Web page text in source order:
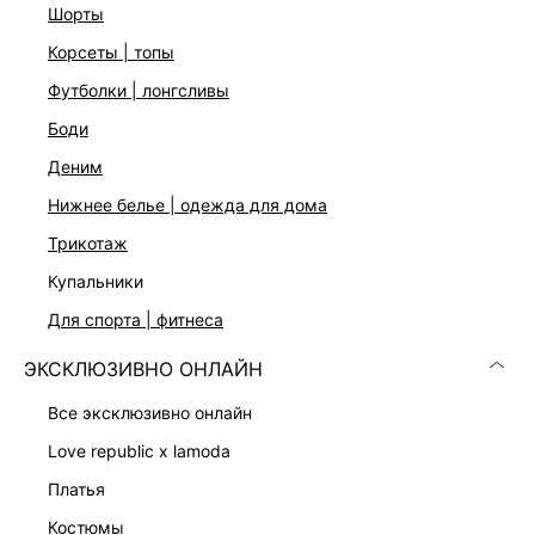
шорты
корсеты | топы
футболки | лонгсливы
боди
деним
нижнее белье | одежда для дома
трикотаж
купальники
для спорта | фитнеса
ЭКСКЛЮЗИВНО ОНЛАЙН
все эксклюзивно онлайн
love republic x lamoda
платья
костюмы
На модели размер 44. Крой модели соответствует
стандартному размеру
ДОСТАВКА И ВОЗВРАТ
Подробные условия доставки и возврата
в AppStore
КАТАЛОГ